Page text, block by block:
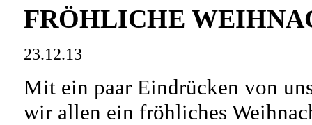
FRÖHLICHE
23.12.13
Mit ein paar Eindrücken von
wir allen ein fröhliches